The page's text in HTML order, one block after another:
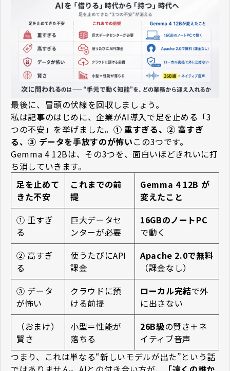
最後に、冒頭の伏線を回収しましょう。
私は記事のはじめに、企業がAI導入で足を止める「3
つの不安」を挙げました。 ① 重すぎる、② 高すぎ
る、③ データを手放すのが怖い――この3つです。
Gemma 4 12Bは、その3つを、面白いほどきれいに打
ち消していきます。
足を止めて
きた不安
これまでの前
提
Gemma 4 12B が
変えたこと
① 重すぎ
る
巨大データセ
ンターが必要
16GBのノートPC
で動く
② 高すぎ
る
使うたびにAPI
課金
Apache 2.0で無料
（課金なし）
③ データ
が怖い
クラウドに預
ける前提
ローカル完結で外
に出さない
（おまけ）
賢さ
小型＝性能が
落ちる
26B級の賢さ＋ネ
イティブ音声
つまり、これは単なる“新しいモデルが出た”という話